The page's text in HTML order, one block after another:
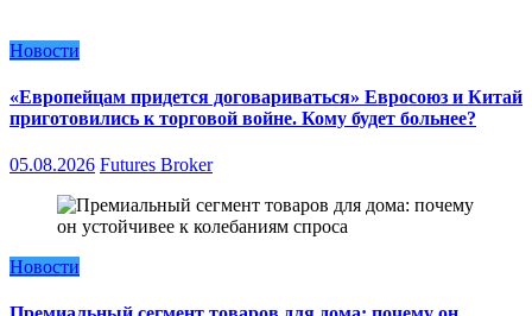
Новости
«Европейцам придется договариваться» Евросоюз и Китай
приготовились к торговой войне. Кому будет больнее?
05.08.2026 Futures Broker
Новости